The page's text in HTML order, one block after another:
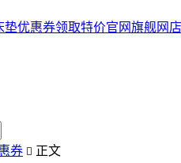
旗舰网店
券  正文